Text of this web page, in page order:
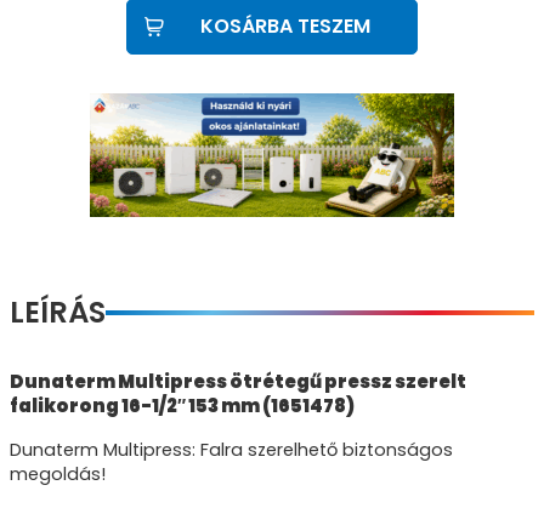
KOSÁRBA TESZEM
LEÍRÁS
Dunaterm Multipress ötrétegű pressz szerelt
falikorong 16-1/2″ 153 mm (1651478)
Dunaterm Multipress: Falra szerelhető biztonságos
megoldás!